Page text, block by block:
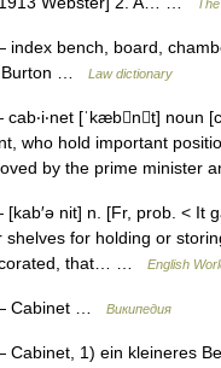
index bench, board,
Burton …
Law dictionary
[ˈkæbnt] noun
who hold important
by the prime
nit] n. [Fr, prob. < It
shelves for holding or
that… …
English
Cabinet … Википедия
Cabinet, 1) ein kleineres